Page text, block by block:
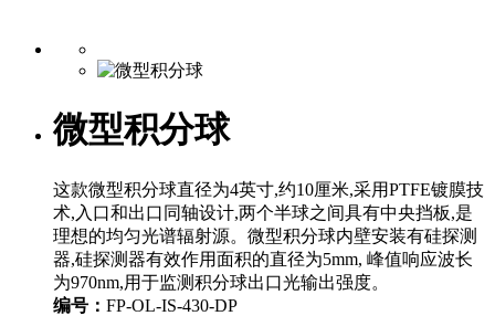
微型积分球
这款微型积分球直径为4英寸,约10厘米,采用PTFE镀膜技
术,入口和出口同轴设计,两个半球之间具有中央挡板,是
理想的均匀光谱辐射源。微型积分球内壁安装有硅探测
器,硅探测器有效作用面积的直径为5mm, 峰值响应波长
为970nm,用于监测积分球出口光输出强度。
编号： FP-OL-IS-430-DP